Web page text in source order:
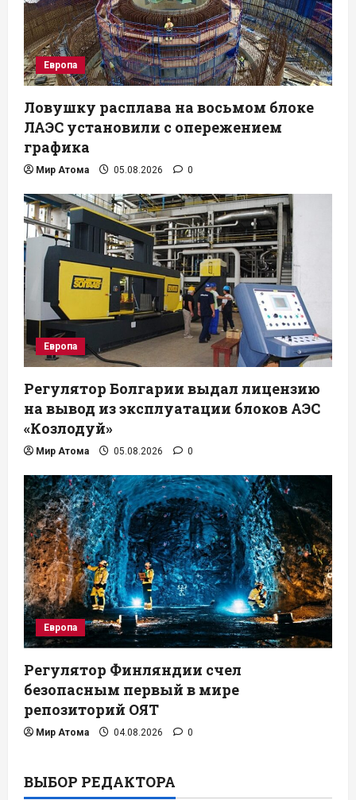
Европа
Ловушку расплава на восьмом блоке
ЛАЭС установили с опережением
графика
Мир Атома 05.08.2026 0
Европа
Регулятор Болгарии выдал лицензию
на вывод из эксплуатации блоков АЭС
«Козлодуй»
Мир Атома 05.08.2026 0
Европа
Регулятор Финляндии счел
безопасным первый в мире
репозиторий ОЯТ
Мир Атома 04.08.2026 0
ВЫБОР РЕДАКТОРА